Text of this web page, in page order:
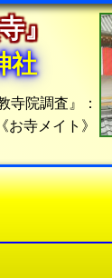
寺』
社
寺院調査』：
寺メイト》